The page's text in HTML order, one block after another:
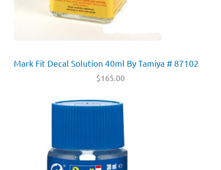
Mark Fit Decal Solution 40ml By Tamiya # 87102
$165.00